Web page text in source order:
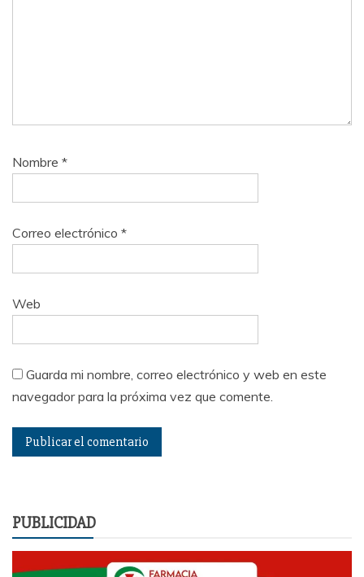
Nombre *
Correo electrónico *
Web
Guarda mi nombre, correo electrónico y web en este
navegador para la próxima vez que comente.
PUBLICIDAD